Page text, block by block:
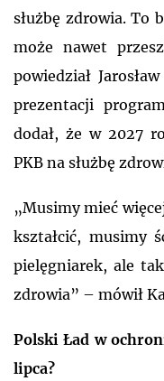
służbę zdrowia. To
może nawet
powiedział
prezentacji
dodał, że w 2027
PKB na służbę
„Musimy mieć
kształcić, musimy
pielęgniarek, ale
zdrowia” – mówił
Polski Ład w
lipca?